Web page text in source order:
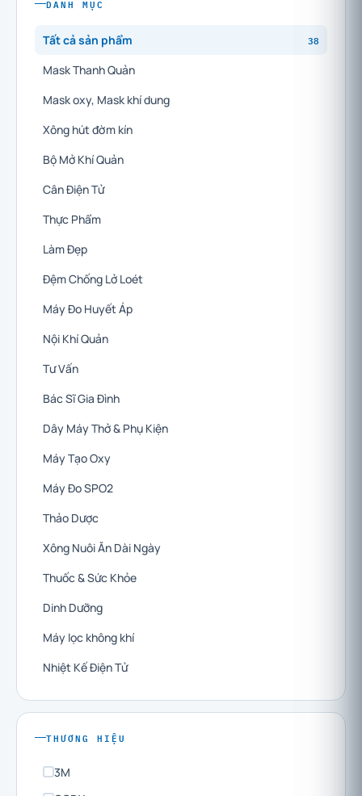
DANH MỤC
Tất cả sản phẩm
38
Mask Thanh Quản
Mask oxy, Mask khí dung
Xông hút đờm kín
Bộ Mở Khí Quản
Cân Điện Tử
Thực Phẩm
Làm Đẹp
Đệm Chống Lở Loét
Máy Đo Huyết Áp
Nội Khí Quản
Tư Vấn
Bác Sĩ Gia Đình
Dây Máy Thở & Phụ Kiện
Máy Tạo Oxy
Máy Đo SPO2
Thảo Dược
Xông Nuôi Ăn Dài Ngày
Thuốc & Sức Khỏe
Dinh Dưỡng
Máy lọc không khí
Nhiệt Kế Điện Tử
THƯƠNG HIỆU
3M